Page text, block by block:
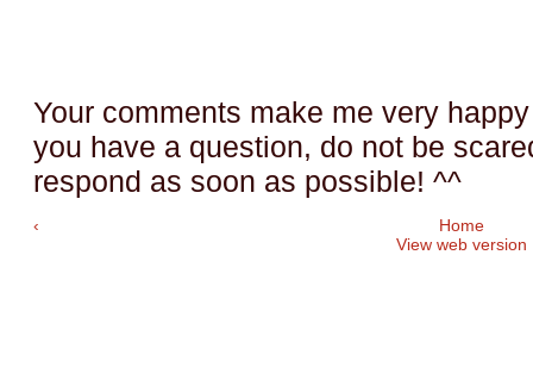
Your comments make me very
you have a question, do not be
respond as soon as possible! ^^
‹
Home
View web version